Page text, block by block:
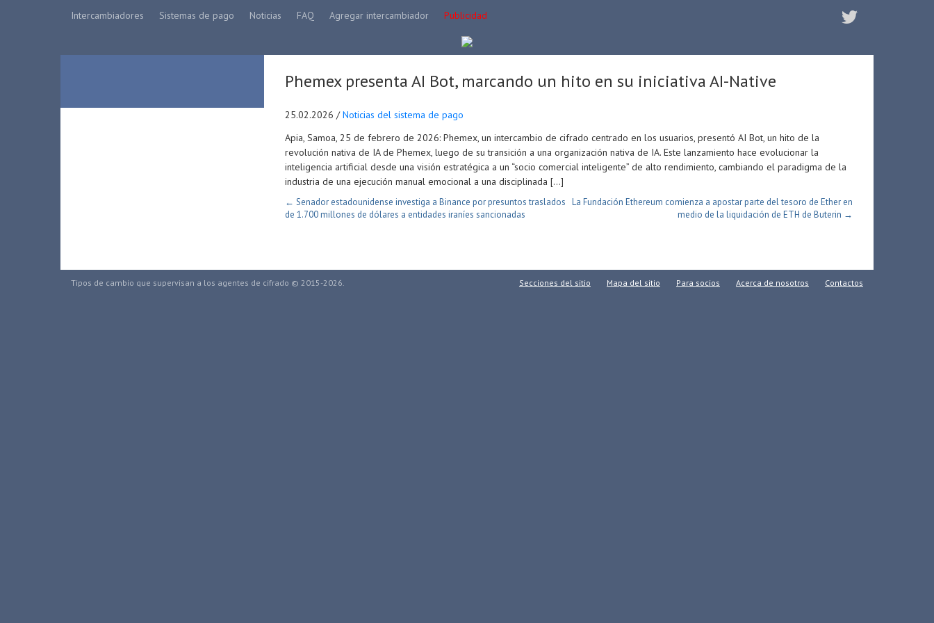
Intercambiadores Sistemas de pago Noticias FAQ Agregar intercambiador Publicidad
Phemex presenta AI Bot, marcando un hito en su iniciativa AI-Native
25.02.2026 /Noticias del sistema de pago
Apia, Samoa, 25 de febrero de 2026: Phemex, un intercambio de cifrado centrado en los usuarios, presentó AI Bot, un hito de la
revolución nativa de IA de Phemex, luego de su transición a una organización nativa de IA. Este lanzamiento hace evolucionar la
inteligencia artificial desde una visión estratégica a un “socio comercial inteligente” de alto rendimiento, cambiando el paradigma de la
industria de una ejecución manual emocional a una disciplinada […]
← Senador estadounidense investiga a Binance por presuntos traslados
de 1.700 millones de dólares a entidades iraníes sancionadas
La Fundación Ethereum comienza a apostar parte del tesoro de Ether en
medio de la liquidación de ETH de Buterin →
Tipos de cambio que supervisan a los agentes de cifrado © 2015-2026. Secciones del sitio Mapa del sitio Para socios Acerca de nosotros Contactos